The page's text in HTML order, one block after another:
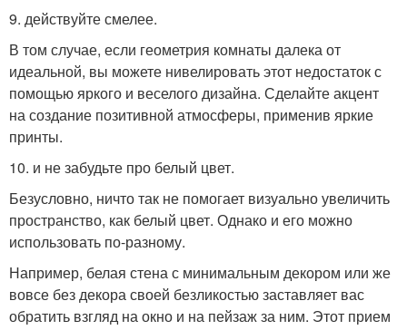
9. действуйте смелее.
В том случае, если геометрия комнаты далека от
идеальной, вы можете нивелировать этот недостаток с
помощью яркого и веселого дизайна. Сделайте акцент
на создание позитивной атмосферы, применив яркие
принты.
10. и не забудьте про белый цвет.
Безусловно, ничто так не помогает визуально увеличить
пространство, как белый цвет. Однако и его можно
использовать по-разному.
Например, белая стена с минимальным декором или же
вовсе без декора своей безликостью заставляет вас
обратить взгляд на окно и на пейзаж за ним. Этот прием